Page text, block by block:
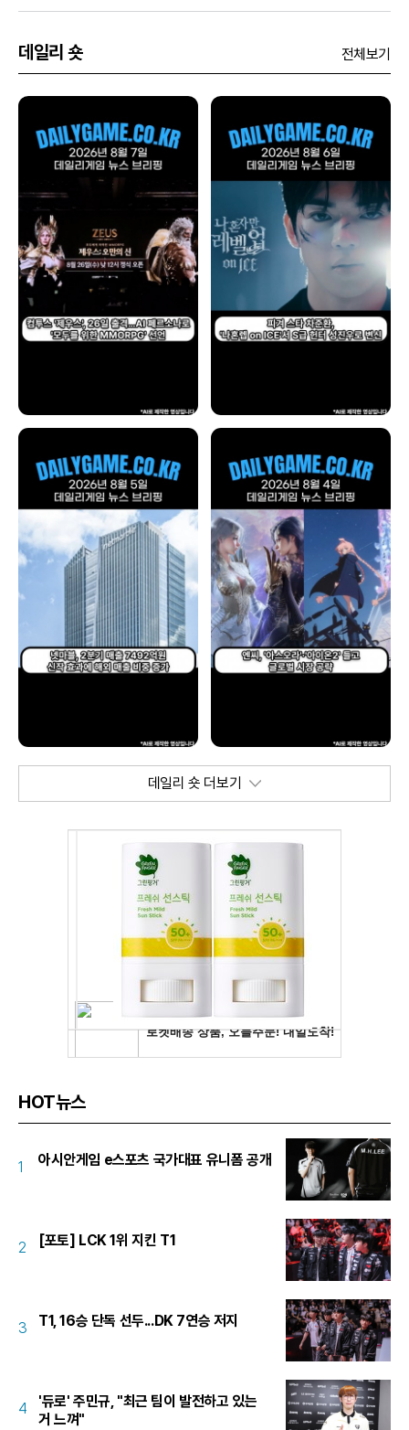
데일리 숏 전체보기
데일리 숏 더보기
HOT뉴스
1 아시안게임 e스포츠 국가대표 유니폼 공개
2 [포토] LCK 1위 지킨 T1
3 T1, 16승 단독 선두...DK 7연승 저지
4
'듀로' 주민규, "최근 팀이 발전하고 있는
거 느껴"